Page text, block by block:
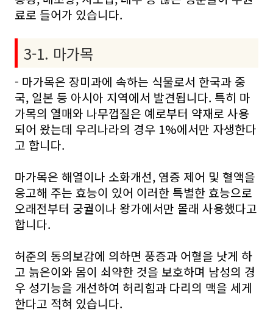
료로 들어가 있습니다.
3-1. 마가목
- 마가목은 장미과에 속하는 식물로서 한국과 중
국, 일본 등 아시아 지역에서 발견됩니다. 특히 마
가목의 열매와 나무껍질은 예로부터 약재로 사용
되어 왔는데 우리나라의 경우 1%에서만 자생한다
고 합니다.
마가목은 해열이나 소화개선, 염증 제어 및 혈액을
응고해 주는 효능이 있어 이러한 특별한 효능으로
오래전부터 궁궐이나 왕가에서만 몰래 사용했다고
합니다.
허준의 동의보감에 의하면 풍증과 어혈을 낫게 하
고 늙은이와 몸이 쇠약한 것을 보호하며 남성의 경
우 성기능을 개선하여 허리힘과 다리의 맥을 세게
한다고 적혀 있습니다.